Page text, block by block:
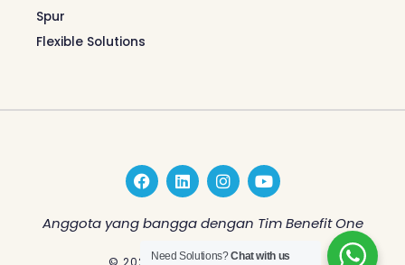
Spur
Flexible Solutions
F
a
c
e
L
i
n
k
e
d
I
n
s
t
a
g
Y
o
u
t
b
Anggota yang bangga dengan Tim Benefit One
Need Solutions?Chat with us